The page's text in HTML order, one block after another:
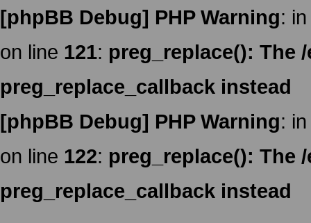
[phpBB Debug] PHP Warning:
on line 121: preg_replace(): The
preg_replace_callback instead
[phpBB Debug] PHP Warning:
on line 122: preg_replace(): The
preg_replace_callback instead